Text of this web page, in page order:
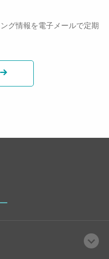
グ情報を電子メールで定期